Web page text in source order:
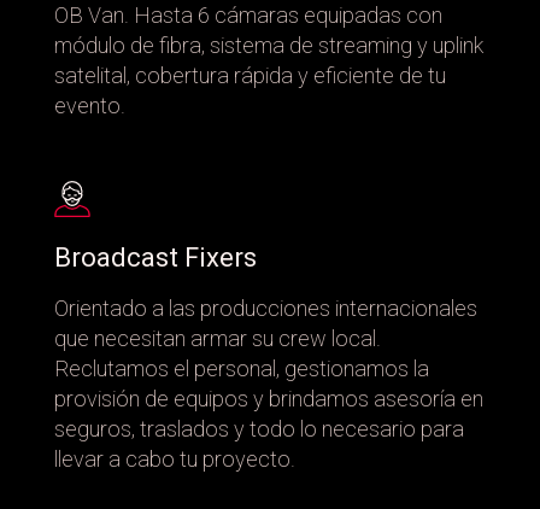
OB Van. Hasta 6 cámaras equipadas con
módulo de fibra, sistema de streaming y uplink
satelital, cobertura rápida y eficiente de tu
evento.
Broadcast Fixers
Orientado a las producciones internacionales
que necesitan armar su crew local.
Reclutamos el personal, gestionamos la
provisión de equipos y brindamos asesoría en
seguros, traslados y todo lo necesario para
llevar a cabo tu proyecto.